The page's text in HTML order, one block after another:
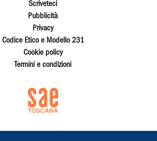
Scriveteci
Pubblicità
Privacy
Codice Etico e Modello 231
Cookie policy
Termini e condizioni